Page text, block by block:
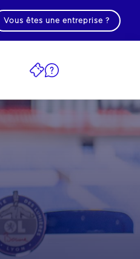
Vous êtes une entreprise ?